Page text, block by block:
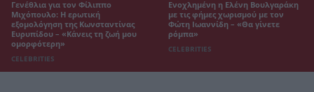
Γενέθλια για τον Φίλιππο
Μιχόπουλο: Η ερωτική
εξομολόγηση της Κωνσταντίνας
Ευρυπίδου – «Κάνεις τη ζωή μου
ομορφότερη»
CELEBRITIES
Ενοχλημένη η Ελένη Βουλγαράκη
με τις φήμες χωρισμού με τον
Φώτη Ιωαννίδη – «Θα γίνετε
ρόμπα»
CELEBRITIES